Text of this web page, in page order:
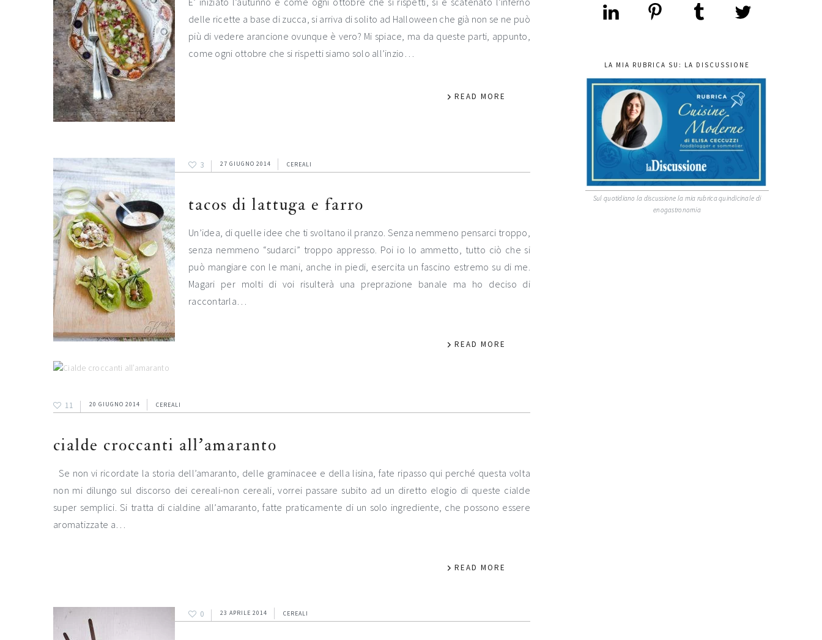
delle ricette a base di zucca, si arriva di solito ad Halloween che già non se ne può
più di vedere arancione ovunque è vero? Mi spiace, ma da queste parti, appunto,
come ogni ottobre che si rispetti siamo solo all’inzio…
READ MORE
3 27 GIUGNO 2014 CEREALI
tacos di lattuga e farro
Un’idea, di quelle idee che ti svoltano il pranzo. Senza nemmeno pensarci troppo,
senza nemmeno “sudarci” troppo appresso. Poi io lo ammetto, tutto ciò che si
può mangiare con le mani, anche in piedi, esercita un fascino estremo su di me.
Magari per molti di voi risulterà una preprazione banale ma ho deciso di
raccontarla…
READ MORE
11 20 GIUGNO 2014 CEREALI
cialde croccanti all’amaranto
Se non vi ricordate la storia dell’amaranto, delle graminacee e della lisina, fate ripasso qui perché questa volta
non mi dilungo sul discorso dei cereali-non cereali, vorrei passare subito ad un diretto elogio di queste cialde
super semplici. Si tratta di cialdine all’amaranto, fatte praticamente di un solo ingrediente, che possono essere
aromatizzate a…
READ MORE
0 23 APRILE 2014 CEREALI
LA MIA RUBRICA SU: LA DISCUSSIONE
Sul quotidiano la discussione la mia rubrica quindicinale di
enogastronomia